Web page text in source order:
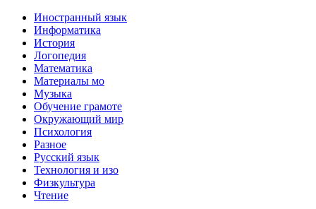
Иностранный язык
Информатика
История
Логопедия
Математика
Материалы мо
Музыка
Обучение грамоте
Окружающий мир
Психология
Разное
Русский язык
Технология и изо
Физкультура
Чтение